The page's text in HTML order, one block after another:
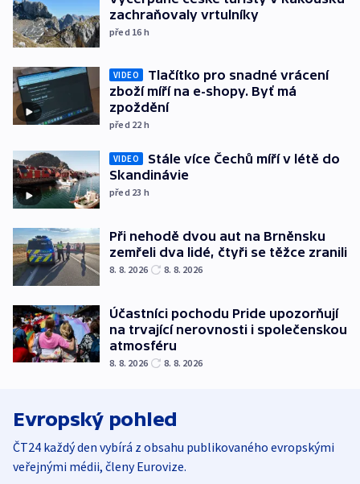
zachraňovaly vrtulníky
před 16 h
VIDEO
Tlačítko pro snadné vrácení
zboží míří na e-shopy. Byť má
zpoždění
před 22 h
VIDEO
Stále více Čechů míří v létě do
Skandinávie
před 23 h
Při nehodě dvou aut na Brněnsku
zemřeli dva lidé, čtyři se těžce zranili
8. 8. 2026 8. 8. 2026
Účastníci pochodu Pride upozorňují
na trvající nerovnosti i společenskou
atmosféru
8. 8. 2026 8. 8. 2026
Evropský pohled
ČT24 každý den vybírá z obsahu publikovaného evropskými
veřejnými médii, členy Eurovize.